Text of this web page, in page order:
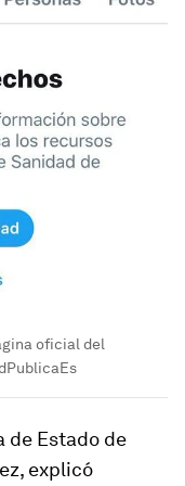
oficial del
de Estado de
explicó